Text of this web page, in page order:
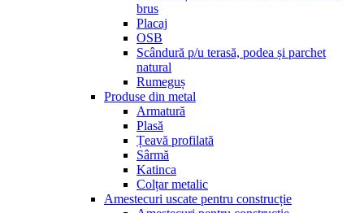
brus
Placaj
OSB
Scândură p/u terasă, podea și parchet
natural
Rumeguș
Produse din metal
Armatură
Plasă
Țeavă profilată
Sârmă
Katinca
Colțar metalic
Amestecuri uscate pentru construcție